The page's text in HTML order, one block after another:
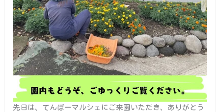
先日は、てんぼーマルシェにご来園いただき、ありがとう